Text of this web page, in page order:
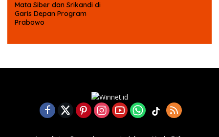
Mata Siber dan Srikandi di
Garis Depan Program
Prabowo